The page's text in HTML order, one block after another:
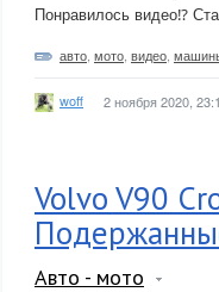
Понравилось видео⁉️
авто мото видео
woff 2 ноября 2020,
Volvo V90
Авто - мото